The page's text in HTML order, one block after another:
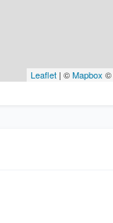
Leaflet | ©Mapbox ©